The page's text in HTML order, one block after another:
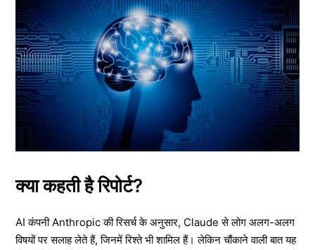
क्या कहती है रिपोर्ट?
AI कंपनी Anthropic की रिसर्च के अनुसार, Claude से लोग अलग-अलग
विषयों पर सलाह लेते हैं, जिनमें रिश्ते भी शामिल हैं। लेकिन चौंकाने वाली बात यह